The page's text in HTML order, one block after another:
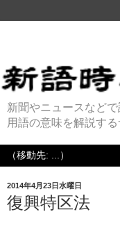
新聞やニュースなど
用語の意味を解説する
2014年4月23日水曜日
復興特区法